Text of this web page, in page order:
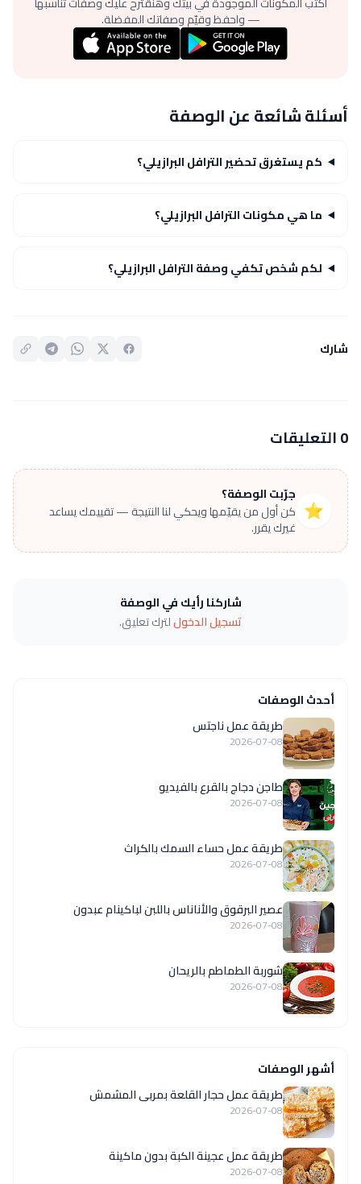
— واحفظ وقيّم وصفاتك المفضلة.
أسئلة شائعة عن الوصفة
كم يستغرق تحضير الترافل البرازيلي؟
ما هي مكونات الترافل البرازيلي؟
لكم شخص تكفي وصفة الترافل البرازيلي؟
شارك
0 التعليقات
⭐
جرّبت الوصفة؟
كن أول من يقيّمها ويحكي لنا النتيجة — تقييمك يساعد
غيرك يقرر.
شاركنا رأيك في الوصفة
تسجيل الدخوللترك تعليق.
أحدث الوصفات
طريقة عمل ناجتس
2026-07-08
طاجن دجاج بالقرع بالفيديو
2026-07-08
طريقة عمل حساء السمك بالكراث
2026-07-08
عصير البرقوق والأناناس باللبن لباكينام عبدون
2026-07-08
شوربة الطماطم بالريحان
2026-07-08
أشهر الوصفات
طريقة عمل حجار القلعة بمربى المشمش
2026-07-08
طريقة عمل عجينة الكبة بدون ماكينة
2026-07-08